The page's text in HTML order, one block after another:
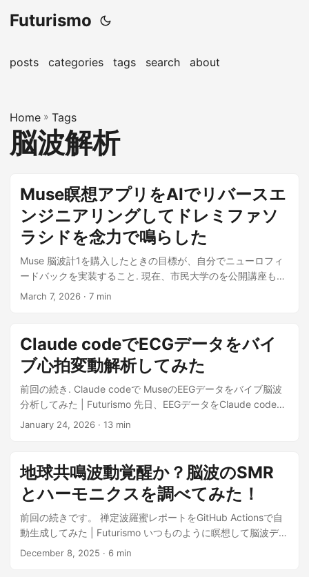
Futurismo
posts categories tags search about
Home » Tags
脳波解析
Muse瞑想アプリをAIでリバースエ
ンジニアリングしてドレミファソ
ラシドを念力で鳴らした
Muse 脳波計1を購入したときの目標が、自分でニューロフィ
ードバックを実装すること. 現在、市民大学のを公開講座も受
講している. この1ヶ月の成果とし...
March 7, 2026 · 7 min
Claude codeでECGデータをバイ
ブ心拍変動解析してみた
前回の続き. Claude codeで MuseのEEGデータをバイブ脳波
分析してみた | Futurismo 先日、EEGデータをClaude codeを
つかって解析してみました...
January 24, 2026 · 13 min
地球共鳴波動覚醒か？脳波のSMR
とハーモニクスを調べてみた！
前回の続きです。 禅定波羅蜜レポートをGitHub Actionsで自
動生成してみた | Futurismo いつものように瞑想して脳波デー
タを確認していたら、スペク...
December 8, 2025 · 6 min